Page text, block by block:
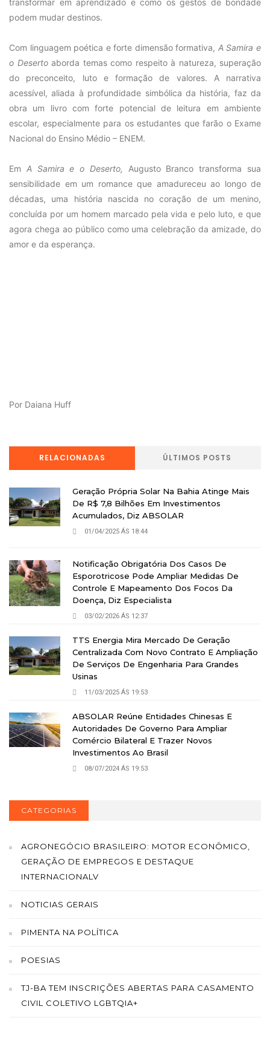
transformar em aprendizado e como os gestos de bondade
podem mudar destinos.
Com linguagem poética e forte dimensão formativa, A Samira e
o Desertoaborda temas como respeito à natureza, superação
do preconceito, luto e formação de valores. A narrativa
acessível, aliada à profundidade simbólica da história, faz da
obra um livro com forte potencial de leitura em ambiente
escolar, especialmente para os estudantes que farão o Exame
Nacional do Ensino Médio – ENEM.
Em A Samira e o Deserto,
Augusto Branco transforma sua
sensibilidade em um romance que amadureceu ao longo de
décadas, uma história nascida no coração de um menino,
concluída por um homem marcado pela vida e pelo luto, e que
agora chega ao público como uma celebração da amizade, do
amor e da esperança.
Por Daiana Huff
RELACIONADAS ÚLTIMOS POSTS
Geração Própria Solar Na Bahia Atinge Mais
De R$ 7,8 Bilhões Em Investimentos
Acumulados, Diz ABSOLAR
01/04/2025 ÁS 18:44
Notificação Obrigatória Dos Casos De
Esporotricose Pode Ampliar Medidas De
Controle E Mapeamento Dos Focos Da
Doença, Diz Especialista
03/02/2026 ÁS 12:37
TTS Energia Mira Mercado De Geração
Centralizada Com Novo Contrato E Ampliação
De Serviços De Engenharia Para Grandes
Usinas
11/03/2025 ÁS 19:53
ABSOLAR Reúne Entidades Chinesas E
Autoridades De Governo Para Ampliar
Comércio Bilateral E Trazer Novos
Investimentos Ao Brasil
08/07/2024 ÁS 19:53
CATEGORIAS
AGRONEGÓCIO BRASILEIRO: MOTOR ECONÔMICO,
GERAÇÃO DE EMPREGOS E DESTAQUE
INTERNACIONALV
NOTICIAS GERAIS
PIMENTA NA POLÍTICA
POESIAS
TJ-BA TEM INSCRIÇÕES ABERTAS PARA CASAMENTO
CIVIL COLETIVO LGBTQIA+